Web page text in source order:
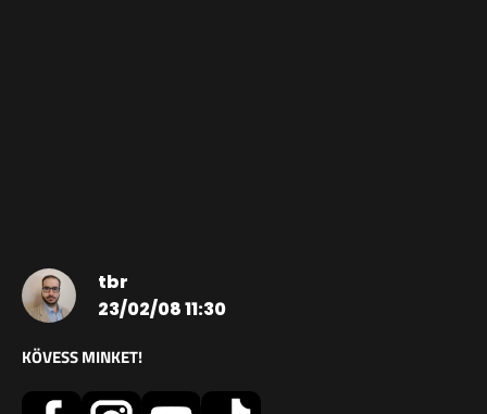
tbr
23/02/08 11:30
KÖVESS MINKET!